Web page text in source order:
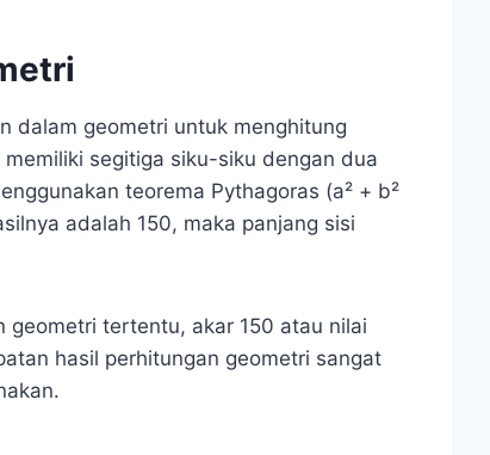
dalam geometri untuk menghitung
segitiga siku-siku dengan dua
teorema Pythagoras (a² + b²
adalah 150, maka panjang sisi
geometri tertentu, akar 150 atau nilai
hasil perhitungan geometri sangat